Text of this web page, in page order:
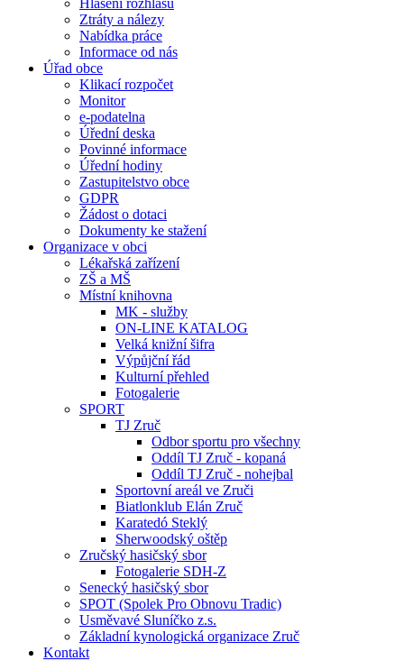
Hlášení rozhlasu
Ztráty a nálezy
Nabídka práce
Informace od nás
Úřad obce
Klikací rozpočet
Monitor
e-podatelna
Úřední deska
Povinné informace
Úřední hodiny
Zastupitelstvo obce
GDPR
Žádost o dotaci
Dokumenty ke stažení
Organizace v obci
Lékařská zařízení
ZŠ a MŠ
Místní knihovna
MK - služby
ON-LINE KATALOG
Velká knižní šifra
Výpůjční řád
Kulturní přehled
Fotogalerie
SPORT
TJ Zruč
Odbor sportu pro všechny
Oddíl TJ Zruč - kopaná
Oddíl TJ Zruč - nohejbal
Sportovní areál ve Zruči
Biatlonklub Elán Zruč
Karatedó Steklý
Sherwoodský oštěp
Zručský hasičský sbor
Fotogalerie SDH-Z
Senecký hasičský sbor
SPOT (Spolek Pro Obnovu Tradic)
Usměvavé Sluníčko z.s.
Základní kynologická organizace Zruč
Kontakt